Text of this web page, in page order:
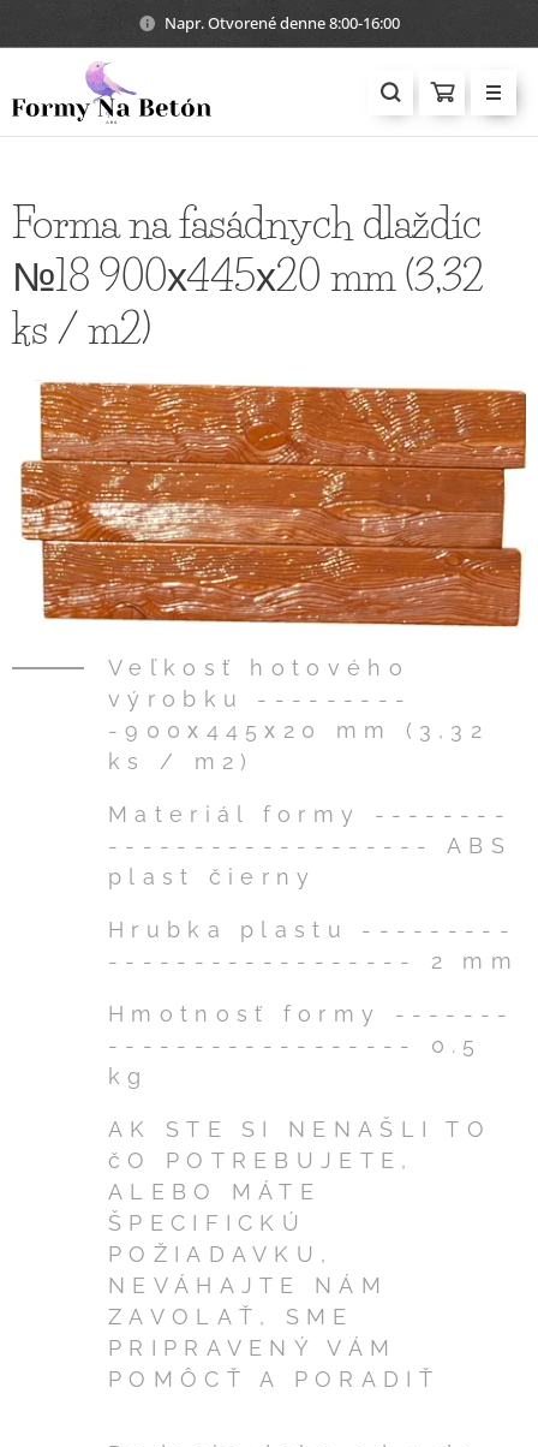
Napr. Otvorené denne 8:00-16:00
Forma na fasádnych dlaždíc
№18 900х445х20 mm (3,32
ks / m2)
Veľkosť hotového
výrobku ---------
-900х445х20 mm (3,32
ks / m2)
Materiál formy --------
------------------- ABS
plast čierny
Hrubka plastu ---------
------------------ 2 mm
Hmotnosť formy -------
------------------ 0.5
kg
AK STE SI NENAŠLI TO
čO POTREBUJETE,
ALEBO MÁTE
ŠPECIFICKÚ
POŽIADAVKU,
NEVÁHAJTE NÁM
ZAVOLAŤ, SME
PRIPRAVENÝ VÁM
POMÔCŤ A PORADIŤ